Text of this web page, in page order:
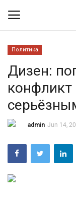
Контакты
Правила
Экономика
Политика
Дизен:
конфликт
admin Jun 14,